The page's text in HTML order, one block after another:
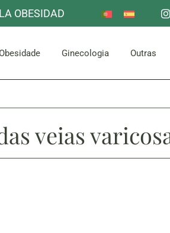
OBESIDAD
Mama
Abdómen e Glúteos
Bypass gástrico
Ginecologia Outras
Mama
do estômago
gástrico
veias